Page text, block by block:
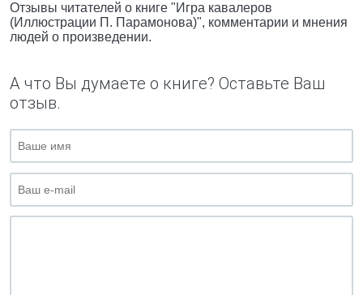
Отзывы читателей о книге "Игра кавалеров
(Иллюстрации П. Парамонова)", комментарии и мнения
людей о произведении.
А что Вы думаете о книге? Оставьте Ваш
отзыв.